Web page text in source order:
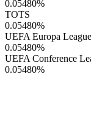
0.05480%
TOTS
0.05480%
UEFA Europa League
0.05480%
UEFA Conference
0.05480%